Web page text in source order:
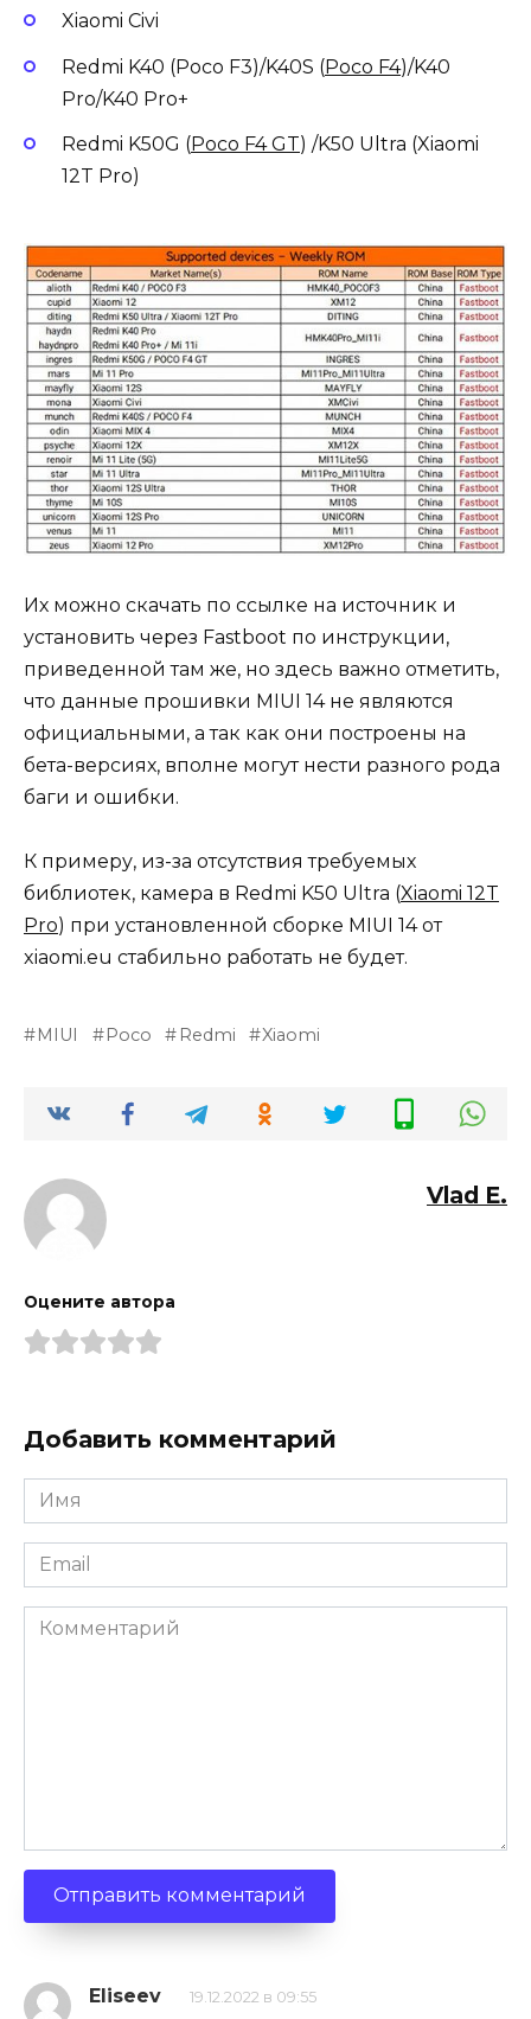
Xiaomi Civi
Redmi K40 (Poco F3)/K40S (Poco F4)/K40
Pro/K40 Pro+
Redmi K50G (Poco F4 GT) /K50 Ultra (Xiaomi
12T Pro)
Их можно скачать по ссылке на источник и
установить через Fastboot по инструкции,
приведенной там же, но здесь важно отметить,
что данные прошивки MIUI 14 не являются
официальными, а так как они построены на
бета-версиях, вполне могут нести разного рода
баги и ошибки.
К примеру, из-за отсутствия требуемых
библиотек, камера в Redmi K50 Ultra (Xiaomi 12T
Pro) при установленной сборке MIUI 14 от
xiaomi.еu стабильно работать не будет.
MIUI Poco Redmi Xiaomi
Vlad E.
Оцените автора
Добавить комментарий
Имя
*
Email
*
Комментарий
Eliseev 19.12.2022 в 09:55